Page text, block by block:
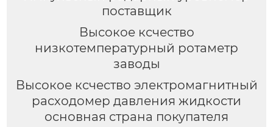
поставщик
Высокое ксчество
низкотемпературный ротаметр
заводы
Высокое ксчество электромагнитный
расходомер давления жидкости
основная страна покупателя